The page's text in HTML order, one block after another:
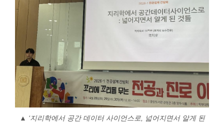
▲ ‘지리학에서 공간 데이터 사이언스로, 넓어지면서 알게 된